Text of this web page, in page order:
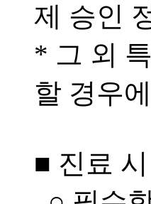
제 승인
* 그 외
할 경우
■ 진료